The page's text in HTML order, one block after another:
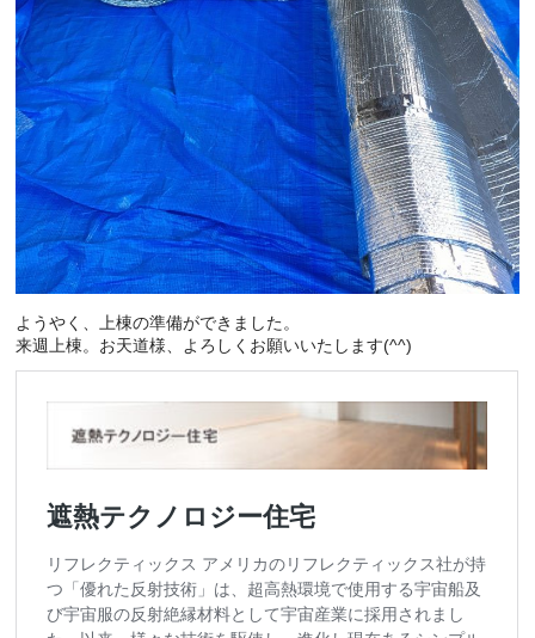
ようやく、上棟の準備ができました。
来週上棟。お天道様、よろしくお願いいたします(^^)